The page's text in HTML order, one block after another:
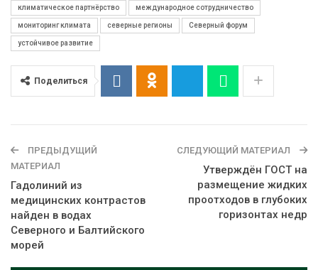
климатическое партнёрство международное сотрудничество
мониторинг климата северные регионы Северный форум
устойчивое развитие
Поделиться
ПРЕДЫДУЩИЙ
МАТЕРИАЛ
Гадолиний из
медицинских контрастов
найден в водах
Северного и Балтийского
морей
СЛЕДУЮЩИЙ МАТЕРИАЛ
Утверждён ГОСТ на
размещение жидких
проотходов в глубоких
горизонтах недр